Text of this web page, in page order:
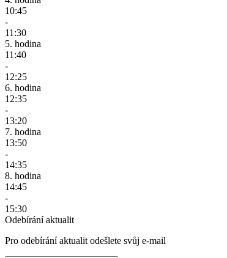
10:45
-
11:30
5. hodina
11:40
-
12:25
6. hodina
12:35
-
13:20
7. hodina
13:50
-
14:35
8. hodina
14:45
-
15:30
Odebírání aktualit
Pro odebírání aktualit odešlete svůj e-mail